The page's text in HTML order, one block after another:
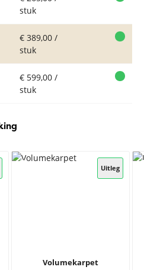
stuk
€ 389,00 /
stuk
€ 599,00 /
stuk
Uitleg
Volumekarpet